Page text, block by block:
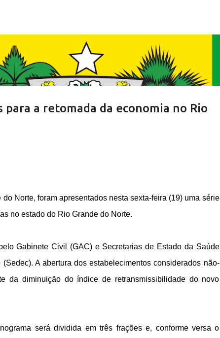
a retomada da economia no Rio
Norte, foram apresentados nesta sexta-feira (19) uma série
no estado do Rio Grande do Norte.
Gabinete Civil (GAC) e Secretarias de Estado da Saúde
A abertura dos estabelecimentos considerados não-
da diminuição do índice de retransmissibilidade do novo
será dividida em três frações e, conforme versa o